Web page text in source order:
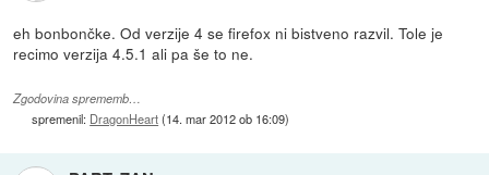
eh bonbončke. Od verzije 4 se firefox ni bistveno razvil. Tole je
recimo verzija 4.5.1 ali pa še to ne.
Zgodovina sprememb…
spremenil: DragonHeart(14. mar 2012 ob 16:09)